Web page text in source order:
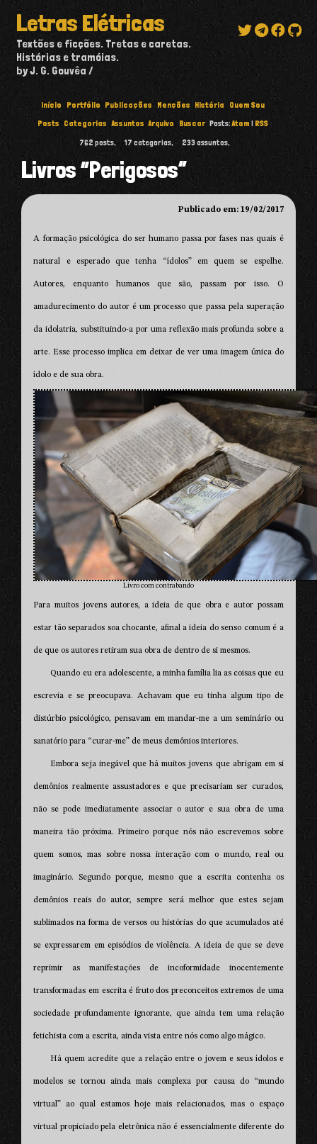
Letras Elétricas
Textões e ficções. Tretas e caretas.
Histórias e tramóias.
by J. G. Gouvêa
Início Portfólio Publicações Menções História
Quem Sou
Posts Categorias Assuntos Arquivo Buscar Posts:Atom | RSS
762 posts, 17 categorias, 233assuntos,
Livros “Perigosos”
Publicado em: 19/02/2017
A formação psicológica do ser humano passa por fases nas quais é
natural e esperado que tenha “ídolos” em quem se espelhe.
Autores, enquanto humanos que são, passam por isso. O
amadurecimento do autor é um processo que passa pela superação
da idolatria, substituindo-a por uma reflexão mais profunda sobre a
arte. Esse processo implica em deixar de ver uma imagem única do
ídolo e de sua obra.
Livro com contrabando
Para muitos jovens autores, a ideia de que obra e autor possam
estar tão separados soa chocante, afinal a ideia do senso comum é a
de que os autores retiram sua obra de dentro de si mesmos.
Quando eu era adolescente, a minha família lia as coisas que eu
escrevia e se preocupava. Achavam que eu tinha algum tipo de
distúrbio psicológico, pensavam em mandar-me a um seminário ou
sanatório para “curar-me” de meus demônios interiores.
Embora seja inegável que há muitos jovens que abrigam em si
demônios realmente assustadores e que precisariam ser curados,
não se pode imediatamente associar o autor e sua obra de uma
maneira tão próxima. Primeiro porque nós não escrevemos sobre
quem somos, mas sobre nossa interação com o mundo, real ou
imaginário. Segundo porque, mesmo que a escrita contenha os
demônios reais do autor, sempre será melhor que estes sejam
sublimados na forma de versos ou histórias do que acumulados até
se expressarem em episódios de violência. A ideia de que se deve
reprimir as manifestações de incoformidade inocentemente
transformadas em escrita é fruto dos preconceitos extremos de uma
sociedade profundamente ignorante, que ainda tem uma relação
fetichista com a escrita, ainda vista entre nós como algo mágico.
Há quem acredite que a relação entre o jovem e seus ídolos e
modelos se tornou ainda mais complexa por causa do “mundo
virtual” ao qual estamos hoje mais relacionados, mas o espaço
virtual propiciado pela eletrônica não é essencialmente diferente do